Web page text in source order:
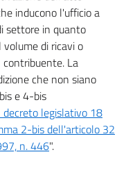
inducono l'ufficio a
settore in quanto
di ricavi o
La
che non siano
e 4-bis
decreto legislativo 18
2-bis dell'articolo 32
n. 446".